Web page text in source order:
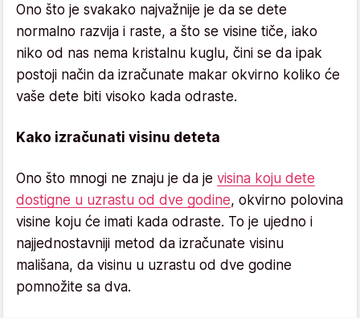
Ono što je svakako najvažnije je da se dete
normalno razvija i raste, a što se visine tiče, iako
niko od nas nema kristalnu kuglu, čini se da ipak
postoji način da izračunate makar okvirno koliko će
vaše dete biti visoko kada odraste.
Kako izračunati visinu deteta
Ono što mnogi ne znaju je da je visina koju dete
dostigne u uzrastu od dve godine, okvirno polovina
visine koju će imati kada odraste. To je ujedno i
najjednostavniji metod da izračunate visinu
mališana, da visinu u uzrastu od dve godine
pomnožite sa dva.